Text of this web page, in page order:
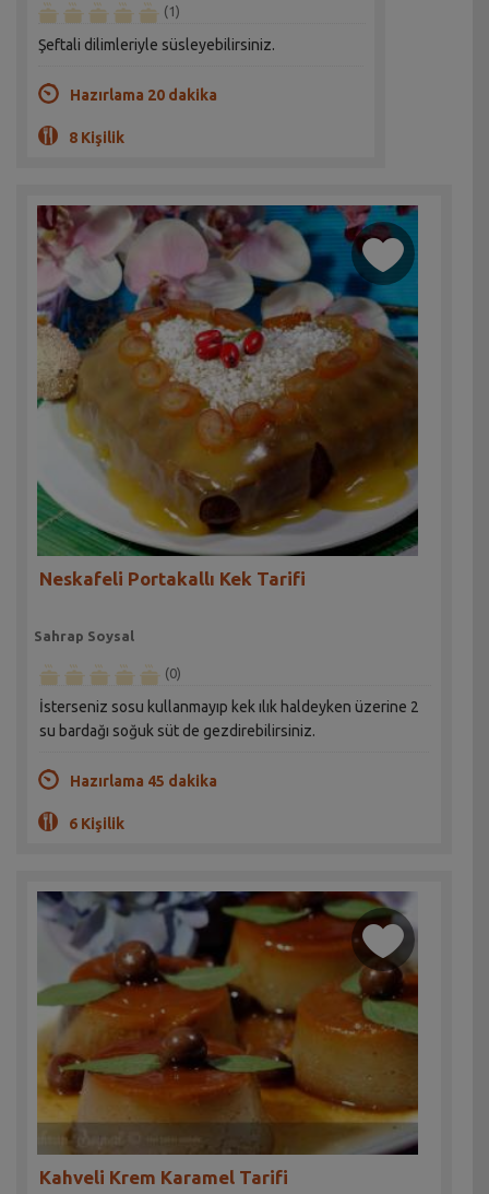
(1)
Şeftali dilimleriyle süsleyebilirsiniz.
Hazırlama 20 dakika
8 Kişilik
Neskafeli Portakallı Kek Tarifi
Sahrap Soysal
(0)
İsterseniz sosu kullanmayıp kek ılık haldeyken üzerine 2
su bardağı soğuk süt de gezdirebilirsiniz.
Hazırlama 45 dakika
6 Kişilik
Kahveli Krem Karamel Tarifi